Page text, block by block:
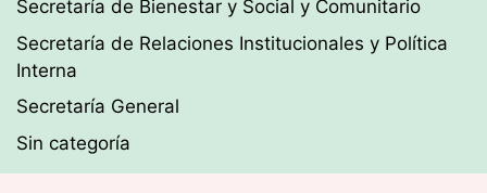
Secretaría de Bienestar y Social y Comunitario
Secretaría de Relaciones Institucionales y Política
Interna
Secretaría General
Sin categoría